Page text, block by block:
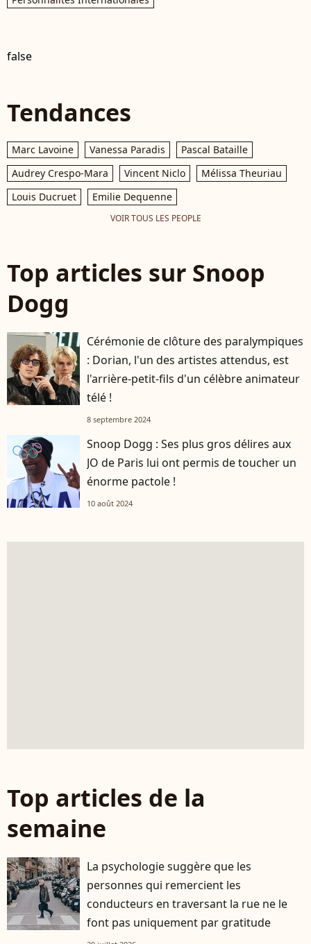
false
Tendances
Marc Lavoine Vanessa Paradis
Pascal Bataille
Audrey Crespo-Mara
Vincent Niclo
Mélissa Theuriau
Louis Ducruet
Emilie Dequenne
VOIR TOUS LES PEOPLE
Top articles sur Snoop
Dogg
Cérémonie de clôture des paralympiques
: Dorian, l'un des artistes attendus, est
l'arrière-petit-fils d'un célèbre animateur
télé !
8 septembre 2024
Snoop Dogg : Ses plus gros délires aux
JO de Paris lui ont permis de toucher un
énorme pactole !
10 août 2024
Top articles de la
semaine
La psychologie suggère que les
personnes qui remercient les
conducteurs en traversant la rue ne le
font pas uniquement par gratitude